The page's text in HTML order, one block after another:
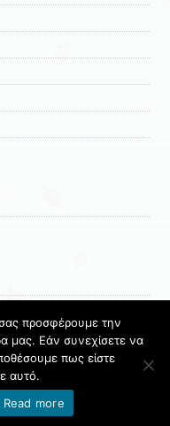
ΠΣΔ
προσβασιμότητας
προσφέρουμε την
μας. Εάν συνεχίσετε να
πως είστε
αυτό.
Read more